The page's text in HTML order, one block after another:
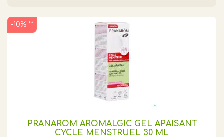
PRANAROM AROMALGIC GEL APAISANT
CYCLE MENSTRUEL 30 ML
-10% **